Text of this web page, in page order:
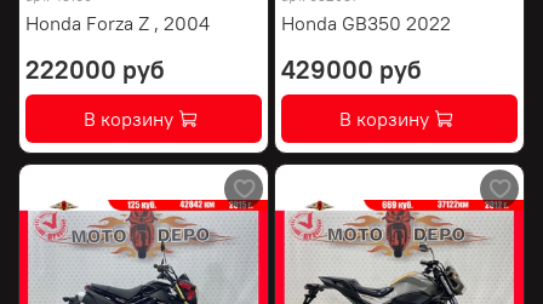
Honda Forza Z , 2004
222000 руб
В корзину
Honda GB350 2022
429000 руб
В корзину